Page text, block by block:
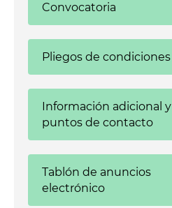
Convocatoria
Pliegos de condiciones
Información adicional y
puntos de contacto
Tablón de anuncios
electrónico